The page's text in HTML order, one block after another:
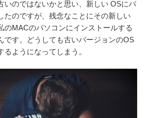
いのではないかと思い、新しい OSにバ
たのですが、残念なことにその新しい
のMACのパソコンにインストールする
です。どうしても古いバージョンのOS
るようになってしまう。